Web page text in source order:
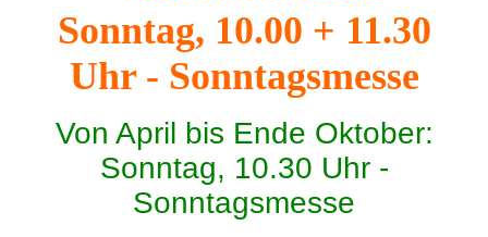
Sonntag, 10.00 + 11.30
Uhr - Sonntagsmesse
Von April bis Ende Oktober:
Sonntag, 10.30 Uhr -
Sonntagsmesse